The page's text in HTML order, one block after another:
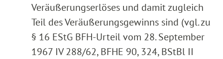
Veräußerungserlöses und damit zugleich
Teil des Veräußerungsgewinns sind (vgl. zu
§ 16 EStG BFH-Urteil vom 28. September
1967 IV 288/62, BFHE 90, 324, BStBl II